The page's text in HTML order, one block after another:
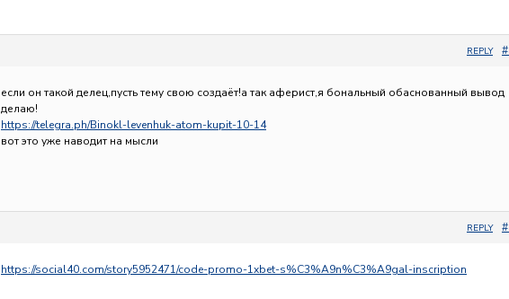
REPLY
если он такой делец,пусть тему свою создаёт!а так аферист,я бональный обаснованный вывод
делаю!
https://telegra.ph/Binokl-levenhuk-atom-kupit-10-14
вот это уже наводит на мысли
REPLY
https://social40.com/story5952471/code-promo-1xbet-s%C3%A9n%C3%A9gal-inscription